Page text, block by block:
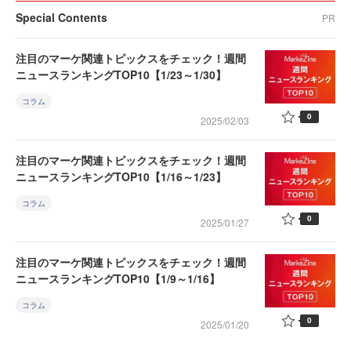
Special Contents PR
注目のマーケ関連トピックスをチェック！週間
ニュースランキングTOP10【1/23～1/30】
コラム
2025/02/03 0
注目のマーケ関連トピックスをチェック！週間
ニュースランキングTOP10【1/16～1/23】
コラム
2025/01/27 0
注目のマーケ関連トピックスをチェック！週間
ニュースランキングTOP10【1/9～1/16】
コラム
2025/01/20 0